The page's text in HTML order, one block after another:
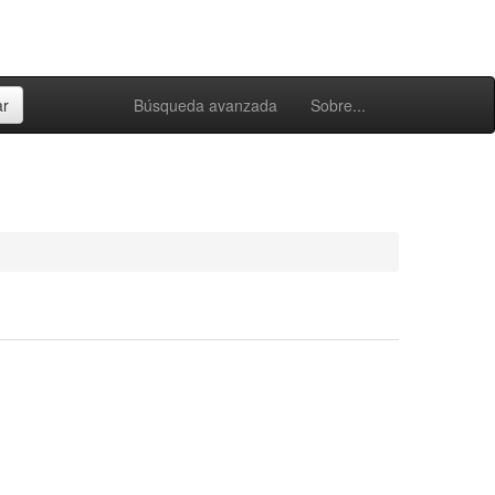
Búsqueda avanzada Sobre...